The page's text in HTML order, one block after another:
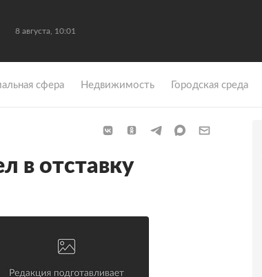
8 августа, 10:01
сфера Недвижимость Городская среда
в отставку